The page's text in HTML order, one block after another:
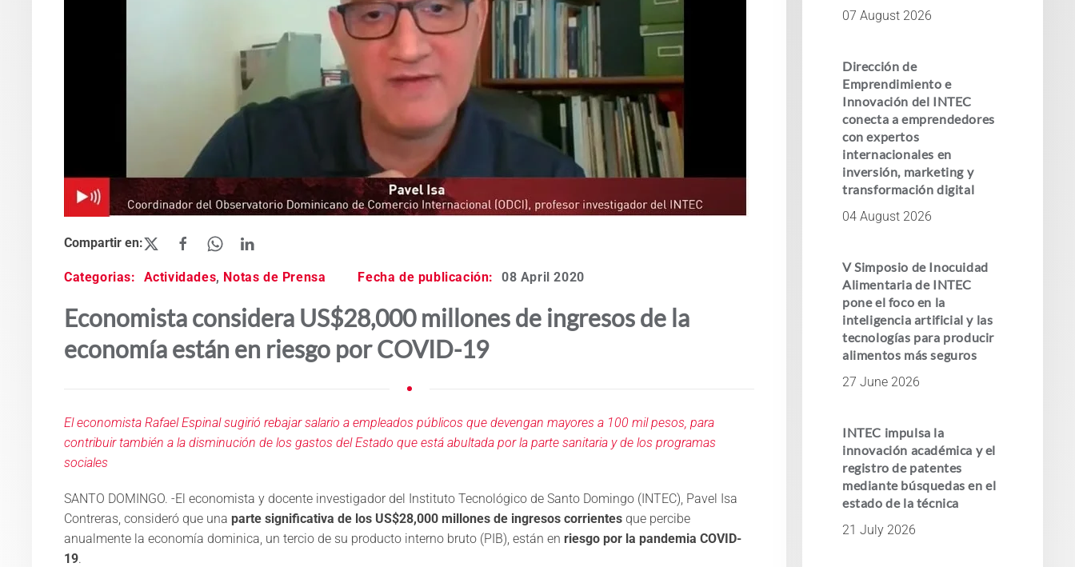
Categorias: Actividades, Notas de Prensa Fecha de publicación: 08 April 2020
Economista considera US$28,000 millones de ingresos de la
economía están en riesgo por COVID-19
El economista Rafael Espinal sugirió rebajar salario a empleados públicos que devengan mayores a 100 mil pesos, para
contribuir también a la disminución de los gastos del Estado que está abultada por la parte sanitaria y de los programas
sociales
SANTO DOMINGO. -El economista y docente investigador del Instituto Tecnológico de Santo Domingo (INTEC), Pavel Isa
Contreras, consideró que una parte significativa de los US$28,000 millones de ingresos corrientes que percibe
anualmente la economía dominica, un tercio de su producto interno bruto (PIB), están en riesgo por la pandemia COVID-
19.
07 August 2026
Dirección de
Emprendimiento e
Innovación del INTEC
conecta a emprendedores
con expertos
internacionales en
inversión, marketing y
transformación digital
04 August 2026
V Simposio de Inocuidad
Alimentaria de INTEC
pone el foco en la
inteligencia artificial y las
tecnologías para producir
alimentos más seguros
27 June 2026
INTEC impulsa la
innovación académica y el
registro de patentes
mediante búsquedas en el
estado de la técnica
21 July 2026